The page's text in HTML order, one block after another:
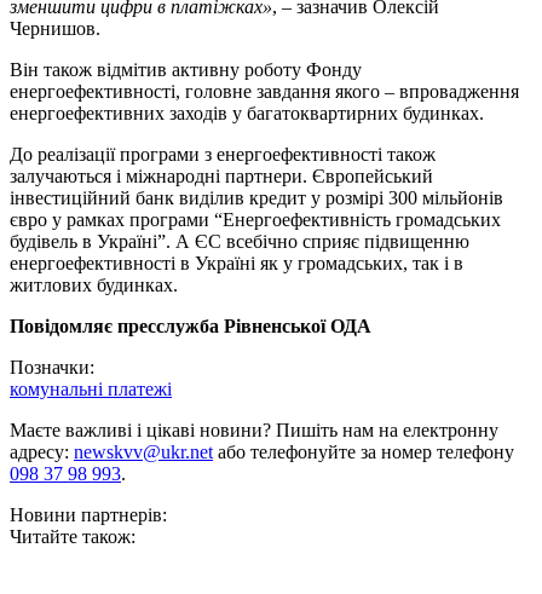
зменшити цифри в платіжках», – зазначив Олексій
Чернишов.
Він також відмітив активну роботу Фонду
енергоефективності, головне завдання якого – впровадження
енергоефективних заходів у багатоквартирних будинках.
До реалізації програми з енергоефективності також
залучаються і міжнародні партнери. Європейський
інвестиційний банк виділив кредит у розмірі 300 мільйонів
євро у рамках програми “Енергоефективність громадських
будівель в Україні”. А ЄС всебічно сприяє підвищенню
енергоефективності в Україні як у громадських, так і в
житлових будинках.
Повідомляє пресслужба Рівненської ОДА
Позначки:
комунальні платежі
Маєте важливі і цікаві новини? Пишіть нам на електронну
адресу: newskvv@ukr.netабо телефонуйте за номер телефону
098 37 98 993.
Новини партнерів:
Читайте також: